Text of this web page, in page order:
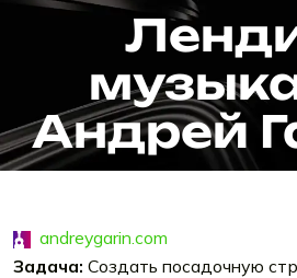
Андрей
andreygarin.com
Задача: Создать посадочную